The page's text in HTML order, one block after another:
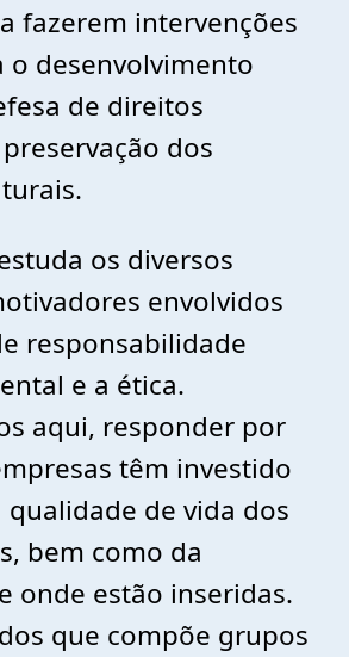
fazerem intervenções
o desenvolvimento
de direitos
dos
os diversos
envolvidos
responsabilidade
e a ética.
aqui, responder por
têm investido
qualidade de vida dos
bem como da
onde estão inseridas.
que compõe grupos